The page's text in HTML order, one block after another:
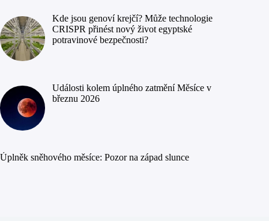
Kde jsou genoví krejčí? Může technologie
CRISPR přinést nový život egyptské
potravinové bezpečnosti?
Události kolem úplného zatmění Měsíce v
březnu 2026
Úplněk sněhového měsíce: Pozor na západ slunce